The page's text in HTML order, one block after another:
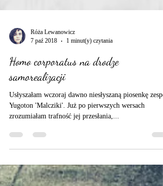
1 minut(y) czytania
Homo corporatus na drodze
samorealizacji
Usłyszałam wczoraj dawno niesłyszaną piosenkę
Yugoton 'Malcziki'. Już po pierwszych wersach
zrozumiałam trafność jej przesłania,...